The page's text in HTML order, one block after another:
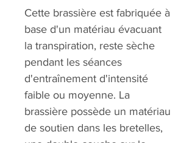
Cette brassière est fabriquée à
base d'un matériau évacuant
la transpiration, reste sèche
pendant les séances
d'entraînement d'intensité
faible ou moyenne. La
brassière possède un matériau
de soutien dans les bretelles,